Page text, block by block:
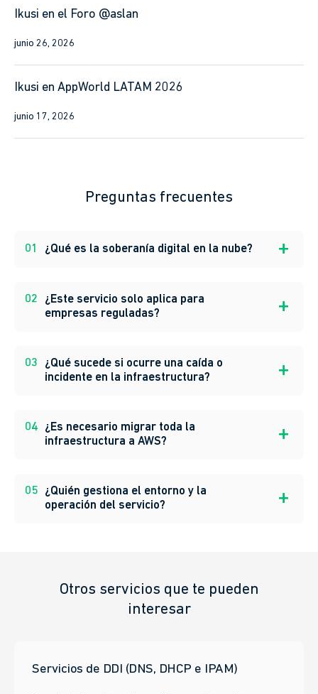
Ikusi en el Foro @aslan
junio 26, 2026
Ikusi en AppWorld LATAM 2026
junio 17, 2026
Preguntas frecuentes
01 ¿Qué es la soberanía digital en la nube?
02
¿Este servicio solo aplica para
empresas reguladas?
03
¿Qué sucede si ocurre una caída o
incidente en la infraestructura?
04
¿Es necesario migrar toda la
infraestructura a AWS?
05
¿Quién gestiona el entorno y la
operación del servicio?
Otros servicios que te pueden
interesar
Servicios de DDI (DNS, DHCP e IPAM)